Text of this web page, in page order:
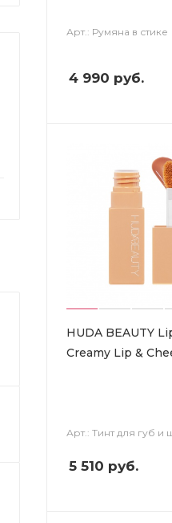
Арт.: Румяна в стике
4 990 руб.
HUDA BEAUTY
Creamy Lip &
Арт.: Тинт для губ и
5 510 руб.